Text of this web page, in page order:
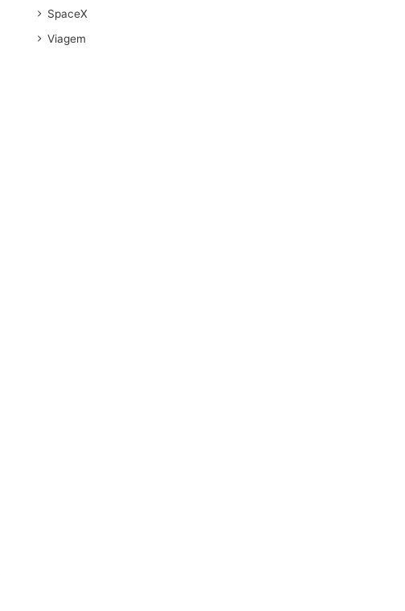
SpaceX
Viagem